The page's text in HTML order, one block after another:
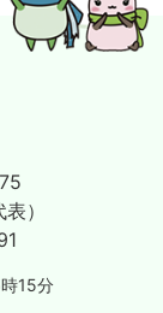
）
15分